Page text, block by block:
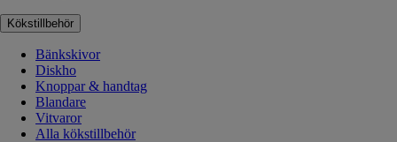
Kökstillbehör
Bänkskivor
Diskho
Knoppar & handtag
Blandare
Vitvaror
Alla kökstillbehör